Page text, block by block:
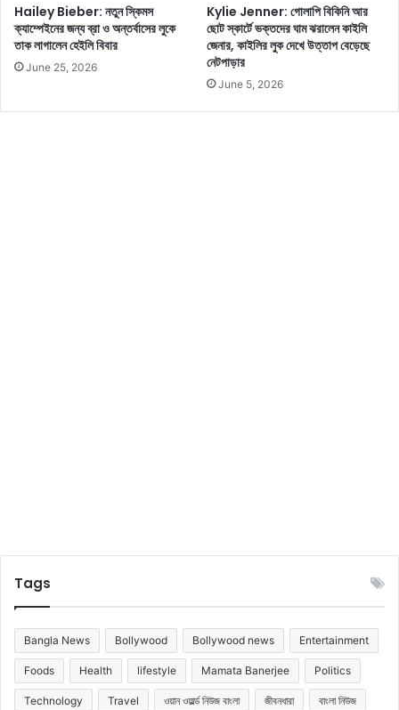
Hailey Bieber: নতুন স্কিমস
ক্যাম্পেইনের জন্য ব্রা ও অন্তর্বাসের লুকে
তাক লাগালেন হেইলি বিবার
June 25, 2026
Kylie Jenner: গোলাপি বিকিনি আর
ছোট স্কার্টে ভক্তদের ঘাম ঝরালেন কাইলি
জেনার, কাইলির লুক দেখে উত্তাপ বেড়েছে
নেটপাড়ার
June 5, 2026
Tags
Bangla News Bollywood Bollywood news Entertainment
Foods Health lifestyle Mamata Banerjee Politics
Technology Travel ওয়ান ওয়ার্ল্ড নিউজ বাংলা জীবনধারা বাংলা নিউজ